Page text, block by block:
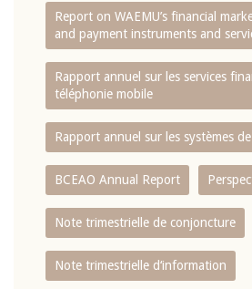
Report on WAEMU’s financial
and payment instruments and
Rapport annuel sur les services
téléphonie mobile
Rapport annuel sur les systèmes
BCEAO Annual Report
Note trimestrielle de conjoncture
Note trimestrielle d‘information